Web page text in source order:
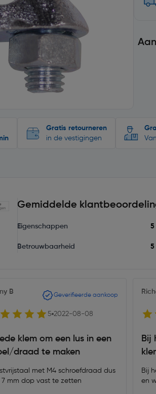
Gratis retourneren
in de vestigingen
Gemiddelde
Eigenschappen 5
Betrouwbaarheid 5
B Geverifieerde aankoop
5 2022-08-08
klem om een lus in een
draad te maken
met M4 schroefdraad dus
7 mm dop vast te zetten
Bij
Bij
en